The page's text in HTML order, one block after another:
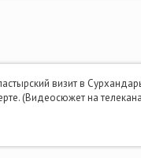
визит в
(Видеосюжет на